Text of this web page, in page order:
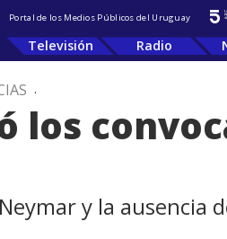
Portal de los Medios Públicos del Uruguay
Televisión Radio
.
los
y la ausencia